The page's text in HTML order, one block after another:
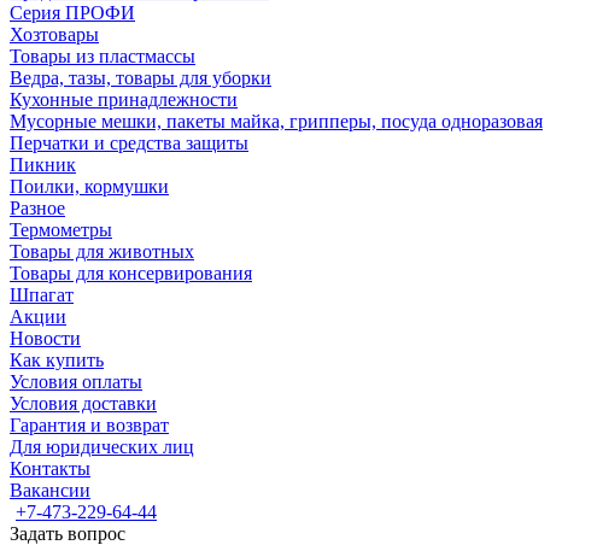
Серия ПРОФИ
Хозтовары
Товары из пластмассы
Ведра, тазы, товары для уборки
Кухонные принадлежности
Мусорные мешки, пакеты майка, грипперы, посуда одноразовая
Перчатки и средства защиты
Пикник
Поилки, кормушки
Разное
Термометры
Товары для животных
Товары для консервирования
Шпагат
Акции
Новости
Как купить
Условия оплаты
Условия доставки
Гарантия и возврат
Для юридических лиц
Контакты
Вакансии
+7-473-229-64-44
Задать вопрос